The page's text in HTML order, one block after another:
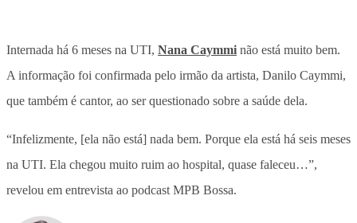
Internada há 6 meses na UTI, Nana Caymmi não está muito bem.
A informação foi confirmada pelo irmão da artista, Danilo Caymmi,
que também é cantor, ao ser questionado sobre a saúde dela.
“Infelizmente, [ela não está] nada bem. Porque ela está há seis meses
na UTI. Ela chegou muito ruim ao hospital, quase faleceu…”,
revelou em entrevista ao podcast MPB Bossa.